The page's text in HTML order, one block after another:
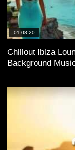
01:08:20
Chillout Ibiza
Background